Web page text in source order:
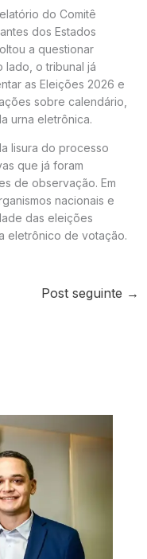
do Comitê
dos Estados
a questionar
lado, o tribunal já
as Eleições 2026 e
sobre calendário,
urna eletrônica.
lisura do processo
que já foram
de observação. Em
nacionais e
das eleições
eletrônico de votação.
Post seguinte →